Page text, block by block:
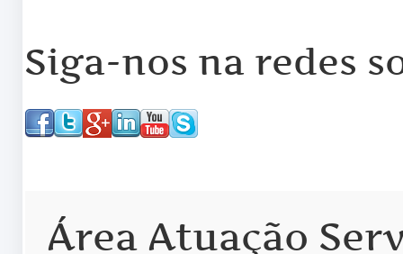
Siga-nos na redes
Área Atuação